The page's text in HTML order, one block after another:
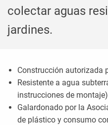
colectar aguas
jardines.
Construcción autorizada
Resistente a agua
instrucciones de montaje)
Galardonado por la
de plástico y consumo